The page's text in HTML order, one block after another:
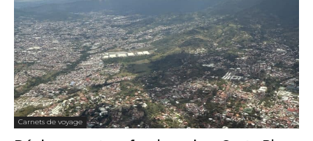
Carnets de voyage